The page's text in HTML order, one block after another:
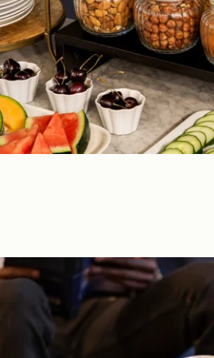
Het huis
De kamers &
Onze partners
Onze